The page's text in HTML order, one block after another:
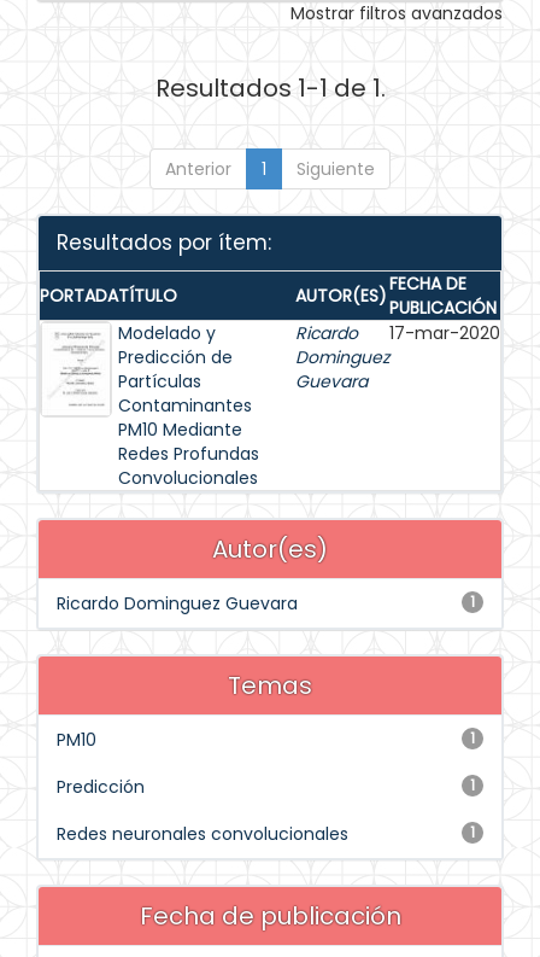
Mostrar filtros avanzados
Resultados 1-1 de 1.
Anterior 1 Siguiente
Resultados por ítem:
PORTADATÍTULO AUTOR(ES)FECHA DE
PUBLICACIÓN
Modelado y
Predicción de
Partículas
Contaminantes
PM10 Mediante
Redes Profundas
Convolucionales
Ricardo
Dominguez
Guevara
17-mar-2020
Autor(es)
1
Ricardo Dominguez Guevara
Temas
1
PM10
1
Predicción
1
Redes neuronales convolucionales
Fecha de publicación